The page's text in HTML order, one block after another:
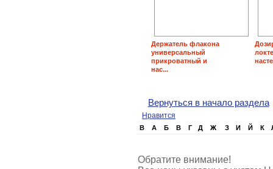
Держатель флакона
универсальный
прикроватный и
нас...
Вернуться в начало раздела
Нравится
B А Б В Г Д Ж З И Й К
Обратите внимание!